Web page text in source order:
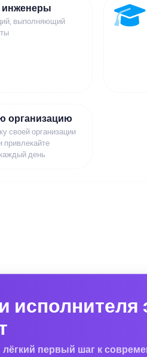
инженеры
выполняющий
организацию
своей организации
привлекайте
день
исполнителя
первый шаг к